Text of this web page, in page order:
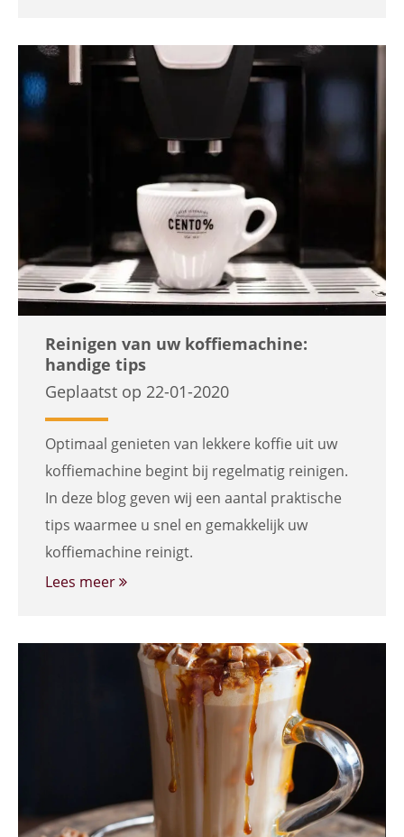
Reinigen van uw koffiemachine:
handige tips
Geplaatst op 22-01-2020
Optimaal genieten van lekkere koffie uit uw
koffiemachine begint bij regelmatig reinigen.
In deze blog geven wij een aantal praktische
tips waarmee u snel en gemakkelijk uw
koffiemachine reinigt.
Lees meer